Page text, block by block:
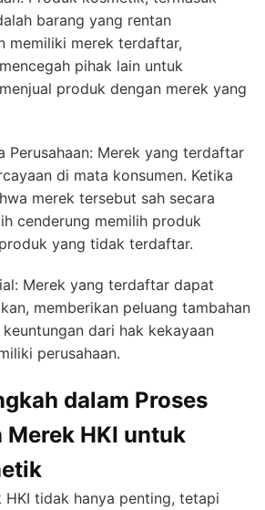
barang yang rentan
memiliki merek terdaftar,
pihak lain untuk
produk dengan merek yang
Perusahaan: Merek yang terdaftar
di mata konsumen. Ketika
merek tersebut sah secara
cenderung memilih produk
yang tidak terdaftar.
Merek yang terdaftar dapat
memberikan peluang tambahan
dari hak kekayaan
perusahaan.
dalam Proses
Merek HKI untuk
HKI tidak hanya penting, tetapi